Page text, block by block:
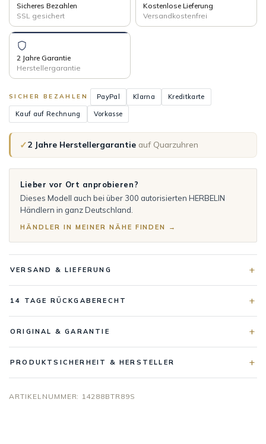
Sicheres Bezahlen
SSL gesichert
Kostenlose Lieferung
Versandkostenfrei
2 Jahre Garantie
Herstellergarantie
SICHER BEZAHLEN PayPal Klarna Kreditkarte
Kauf auf Rechnung Vorkasse
✓2 Jahre Herstellergarantie auf Quarzuhren
Lieber vor Ort anprobieren?
Dieses Modell auch bei über 300 autorisierten HERBELIN
Händlern in ganz Deutschland.
HÄNDLER IN MEINER NÄHE FINDEN →
VERSAND & LIEFERUNG
14 TAGE RÜCKGABERECHT
ORIGINAL & GARANTIE
PRODUKTSICHERHEIT & HERSTELLER
ARTIKELNUMMER: 14288BTR89S